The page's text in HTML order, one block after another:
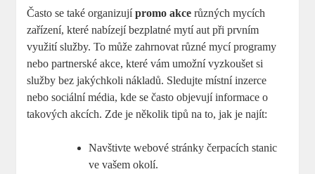
Často se také organizujípromo akce různých mycích‌
zařízení, které nabízejí bezplatné mytí aut při ​prvním‍
využití​ služby. To‌ může⁣ zahrnovat různé mycí programy
nebo partnerské akce, které vám ⁢umožní vyzkoušet si⁤
služby bez jakýchkoli nákladů. Sledujte místní inzerce
nebo ⁤sociální média, kde se často objevují informace o
takových akcích. Zde je několik ⁢tipů na to, jak je najít:
Navštivte webové stránky čerpacích stanic
ve vašem okolí.